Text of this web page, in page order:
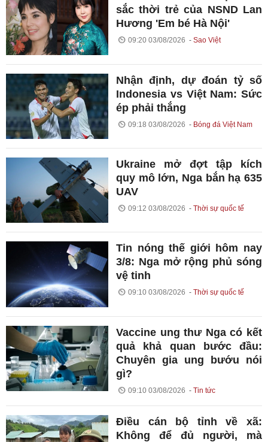
sắc thời trẻ của NSND Lan
Hương 'Em bé Hà Nội'
09:20 03/08/2026 Sao Việt
Nhận định, dự đoán tỷ số
Indonesia vs Việt Nam: Sức
ép phải thắng
09:18 03/08/2026 Bóng đá Việt Nam
Ukraine mở đợt tập kích
quy mô lớn, Nga bắn hạ 635
UAV
09:12 03/08/2026 Thời sự quốc tế
Tin nóng thế giới hôm nay
3/8: Nga mở rộng phủ sóng
vệ tinh
09:10 03/08/2026 Thời sự quốc tế
Vaccine ung thư Nga có kết
quả khả quan bước đầu:
Chuyên gia ung bướu nói
gì?
09:10 03/08/2026 Tin tức
Điều cán bộ tỉnh về xã:
Không để đủ người, mà